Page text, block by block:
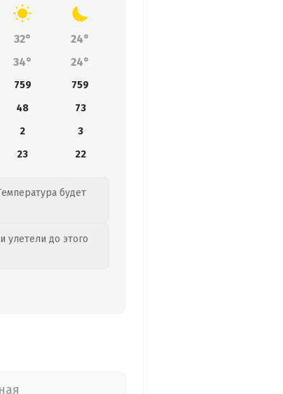
32°
24°
34° 24°
759
759
48
73
2
3
23 22
будет
улетели до этого